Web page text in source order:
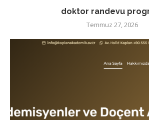
doktor randevu
Temmuz 27, 2026